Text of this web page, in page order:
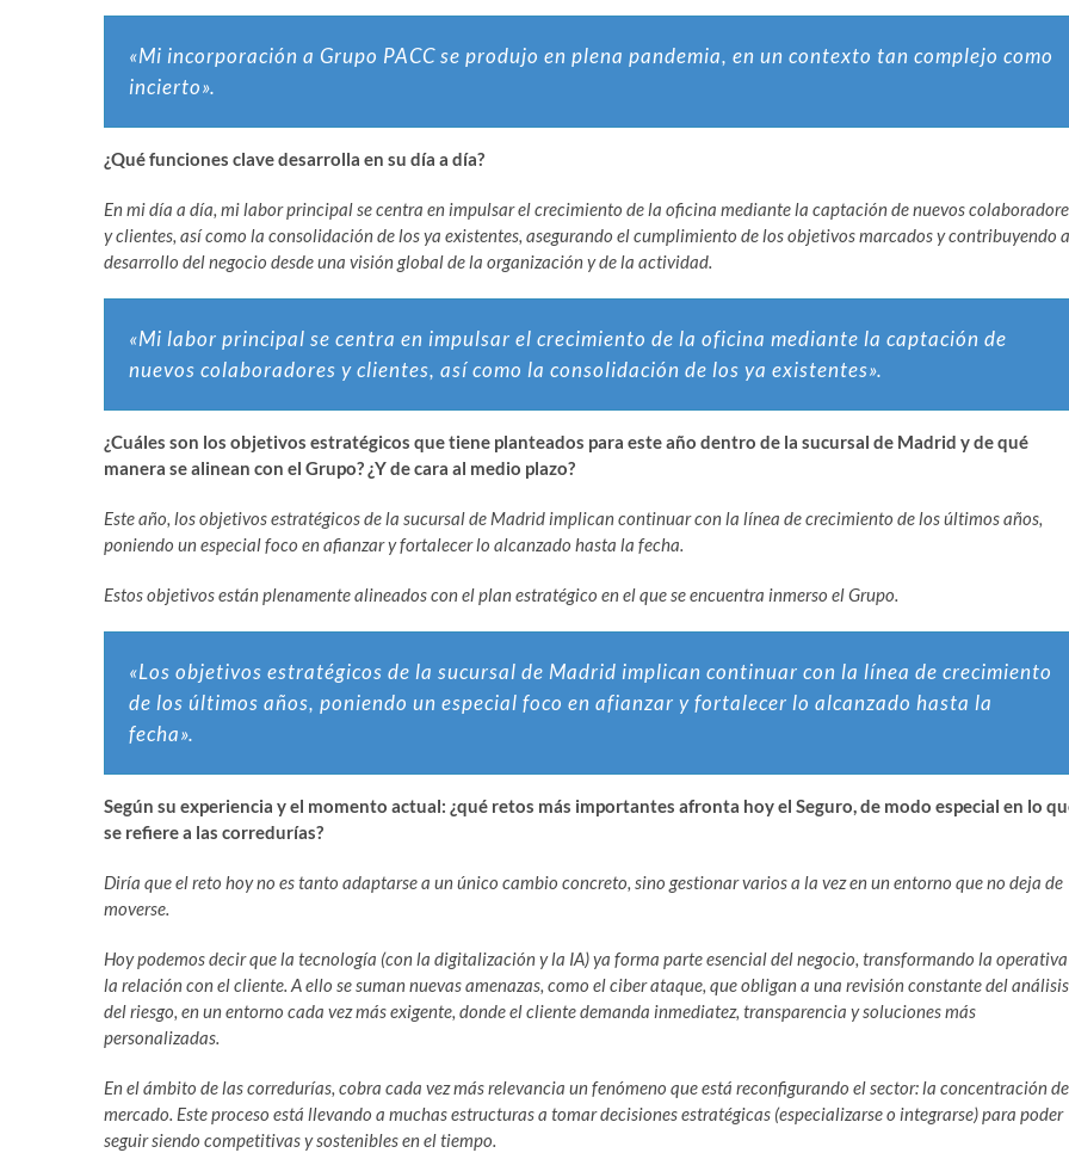
«Mi incorporación a Grupo PACC se produjo en plena pandemia, en un contexto tan complejo como
incierto».
¿Qué funciones clave desarrolla en su día a día?
En mi día a día, mi labor principal se centra en impulsar el crecimiento de la oficina mediante la captación de nuevos
y clientes, así como la consolidación de los ya existentes, asegurando el cumplimiento de los objetivos marcados y contribuyendo
desarrollo del negocio desde una visión global de la organización y de la actividad.
«Mi labor principal se centra en impulsar el crecimiento de la oficina mediante la captación de
nuevos colaboradores y clientes, así como la consolidación de los ya existentes».
¿Cuáles son los objetivos estratégicos que tiene planteados para este año dentro de la sucursal de Madrid y de qué
manera se alinean con el Grupo? ¿Y de cara al medio plazo?
Este año, los objetivos estratégicos de la sucursal de Madrid implican continuar con la línea de crecimiento de los últimos años,
poniendo un especial foco en afianzar y fortalecer lo alcanzado hasta la fecha.
Estos objetivos están plenamente alineados con el plan estratégico en el que se encuentra inmerso el Grupo.
«Los objetivos estratégicos de la sucursal de Madrid implican continuar con la línea de crecimiento
de los últimos años, poniendo un especial foco en afianzar y fortalecer lo alcanzado hasta la
fecha».
Según su experiencia y el momento actual: ¿qué retos más importantes afronta hoy el Seguro, de modo especial en lo
se refiere a las corredurías?
Diría que el reto hoy no es tanto adaptarse a un único cambio concreto, sino gestionar varios a la vez en un entorno que no deja de
moverse.
Hoy podemos decir que la tecnología (con la digitalización y la IA) ya forma parte esencial del negocio, transformando la
la relación con el cliente. A ello se suman nuevas amenazas, como el ciber ataque, que obligan a una revisión constante del análisis
del riesgo, en un entorno cada vez más exigente, donde el cliente demanda inmediatez, transparencia y soluciones más
personalizadas.
En el ámbito de las corredurías, cobra cada vez más relevancia un fenómeno que está reconfigurando el sector: la concentración
mercado. Este proceso está llevando a muchas estructuras a tomar decisiones estratégicas (especializarse o integrarse) para poder
seguir siendo competitivas y sostenibles en el tiempo.